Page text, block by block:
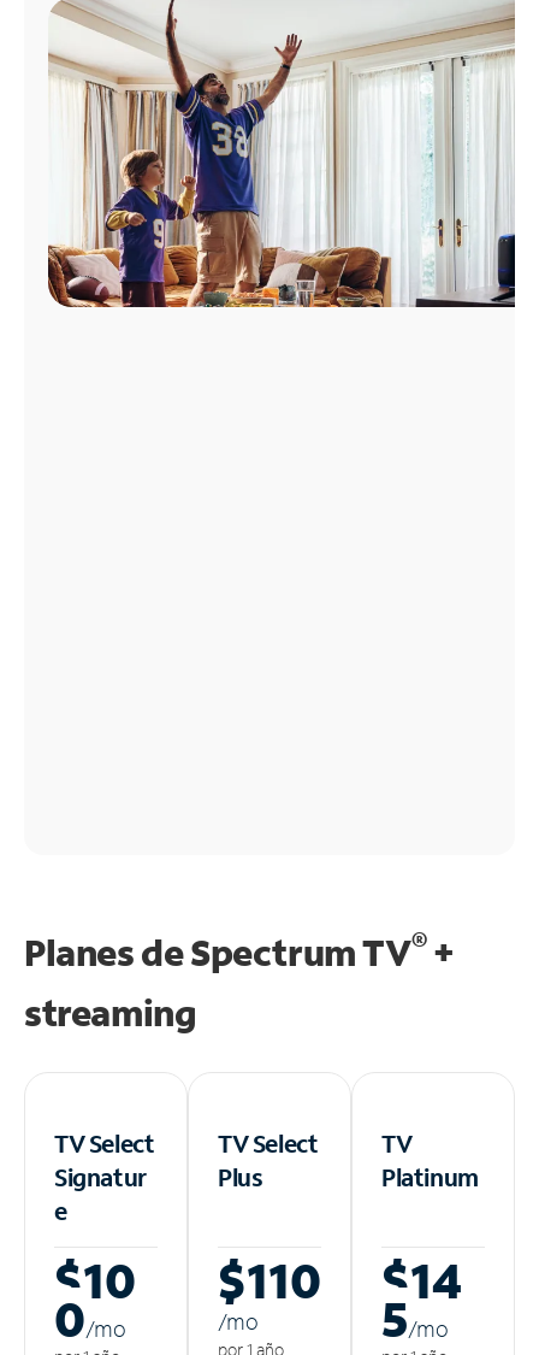
Planes de Spectrum TV®+
streaming
TV Select
Signatur
e
$10
0/mo
TV Select
Plus
$110
/mo
por 1 año
TV
Platinum
$14
5/mo